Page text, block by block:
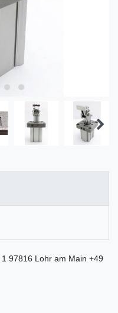
1 97816 Lohr am Main +49